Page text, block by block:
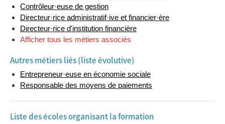
Contrôleur·euse de gestion
Directeur·rice administratif·ive et financier·ère
Directeur·rice d'institution financière
Afficher tous les métiers associés
Autres métiers liés (liste évolutive)
Entrepreneur·euse en économie sociale
Responsable des moyens de paiements
Liste des écoles organisant la formation